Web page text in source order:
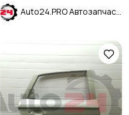
Auto24.PRO Автозапчасти